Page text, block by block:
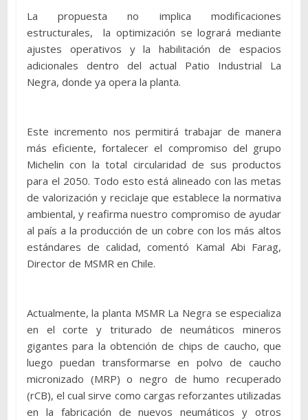
La propuesta no implica modificaciones
estructurales, la optimización se logrará mediante
ajustes operativos y la habilitación de espacios
adicionales dentro del actual Patio Industrial La
Negra, donde ya opera la planta.
Este incremento nos permitirá trabajar de manera
más eficiente, fortalecer el compromiso del grupo
Michelin con la total circularidad de sus productos
para el 2050. Todo esto está alineado con las metas
de valorización y reciclaje que establece la normativa
ambiental, y reafirma nuestro compromiso de ayudar
al país a la producción de un cobre con los más altos
estándares de calidad, comentó Kamal Abi Farag,
Director de MSMR en Chile.
Actualmente, la planta MSMR La Negra se especializa
en el corte y triturado de neumáticos mineros
gigantes para la obtención de chips de caucho, que
luego puedan transformarse en polvo de caucho
micronizado (MRP) o negro de humo recuperado
(rCB), el cual sirve como cargas reforzantes utilizadas
en la fabricación de nuevos neumáticos y otros